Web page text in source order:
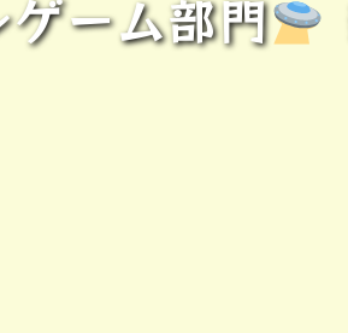
ゲーム部門